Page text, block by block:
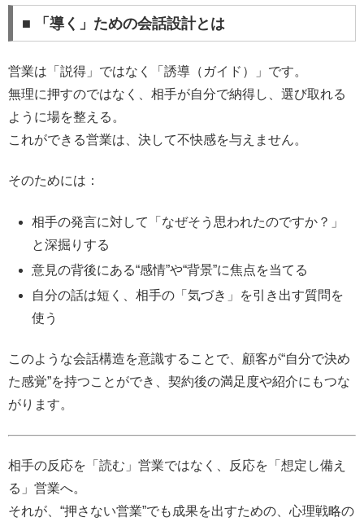
■ 「導く」ための会話設計とは
営業は「説得」ではなく「誘導（ガイド）」です。
無理に押すのではなく、相手が自分で納得し、選び取れる
ように場を整える。
これができる営業は、決して不快感を与えません。
そのためには：
相手の発言に対して「なぜそう思われたのですか？」
と深掘りする
意見の背後にある“感情”や“背景”に焦点を当てる
自分の話は短く、相手の「気づき」を引き出す質問を
使う
このような会話構造を意識することで、顧客が“自分で決め
た感覚”を持つことができ、契約後の満足度や紹介にもつな
がります。
相手の反応を「読む」営業ではなく、反応を「想定し備え
る」営業へ。
それが、“押さない営業”でも成果を出すための、心理戦略の